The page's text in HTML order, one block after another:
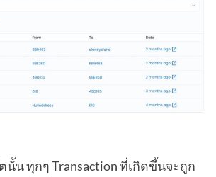
นั้น ทุกๆ Transaction ที่เกิดขึ้นจะถูก